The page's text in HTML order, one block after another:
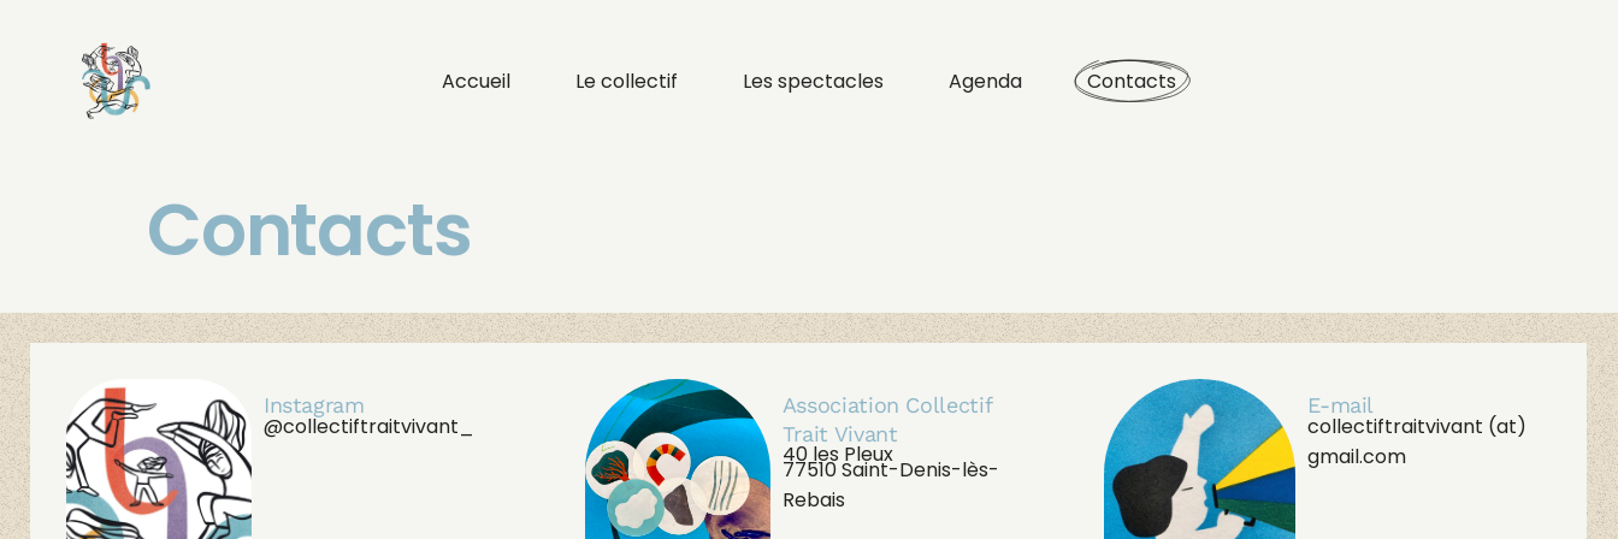
Accueil Le collectif Les spectacles Agenda Contacts
Contacts
Instagram
@collectiftraitvivant_
Association Collectif
Trait Vivant
40 les Pleux
77510 Saint-Denis-lès-
Rebais
E-mail
collectiftraitvivant (at)
gmail.com